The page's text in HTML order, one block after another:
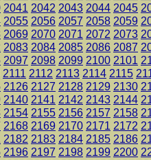
2041 2042 2043 2044 2045
2055 2056 2057 2058 2059
2069 2070 2071 2072 2073
2083 2084 2085 2086 2087
2097 2098 2099 2100 2101
2111 2112 2113 2114 2115
2126 2127 2128 2129 2130
2140 2141 2142 2143 2144
2154 2155 2156 2157 2158
2168 2169 2170 2171 2172
2182 2183 2184 2185 2186
2196 2197 2198 2199 2200